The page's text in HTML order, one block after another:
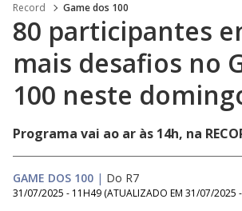
Record Game dos 100
80 participantes
mais desafios no
100 neste
Programa vai ao ar às 14h, na
GAME DOS 100 | Do R7
31/07/2025 - 11H49 (ATUALIZADO EM 31/07/2025